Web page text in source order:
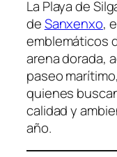
La Playa de
deSanxenxo,
emblemáticos
arena dorada,
paseo
quienes
calidad y
año.